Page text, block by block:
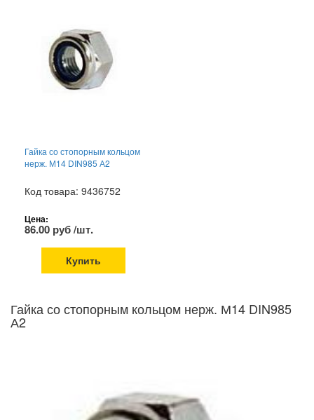
Гайка со стопорным кольцом
нерж. М14 DIN985 А2
Код товара: 9436752
Цена:
86.00 руб /шт.
Купить
Гайка со стопорным кольцом нерж. М14 DIN985
А2